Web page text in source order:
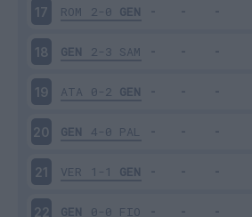
17 ROM 2-0 GEN
18 GEN 2-3 SAM
19 ATA 0-2 GEN
20 GEN 4-0 PAL
21 VER 1-1 GEN
22 GEN 0-0 FIO